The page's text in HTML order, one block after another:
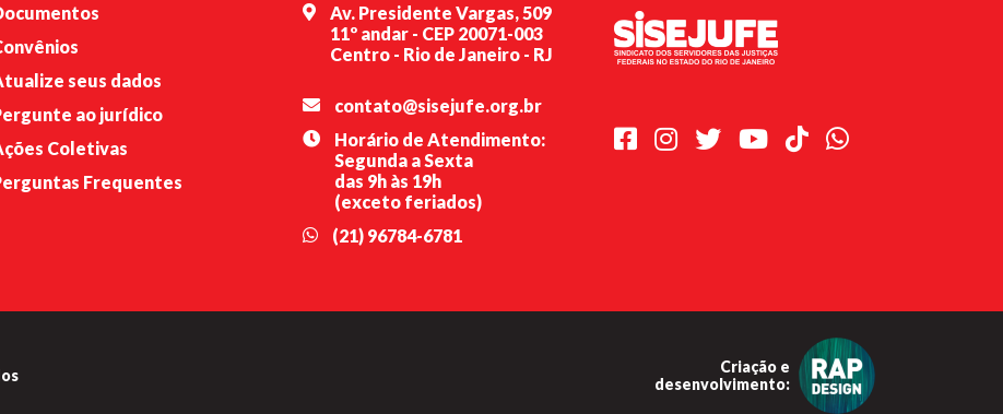
seus dados
ao jurídico
Coletivas
Frequentes
Av. Presidente Vargas, 509
11º andar - CEP 20071-003
Centro - Rio de Janeiro - RJ
contato@sisejufe.org.br
Horário de Atendimento:
Segunda a Sexta
das 9h às 19h
(exceto feriados)
(21) 96784-6781
FacebookInstagram
TwitterYoutubeTikTokWhatsapp
Criação e
desenvolvimento: